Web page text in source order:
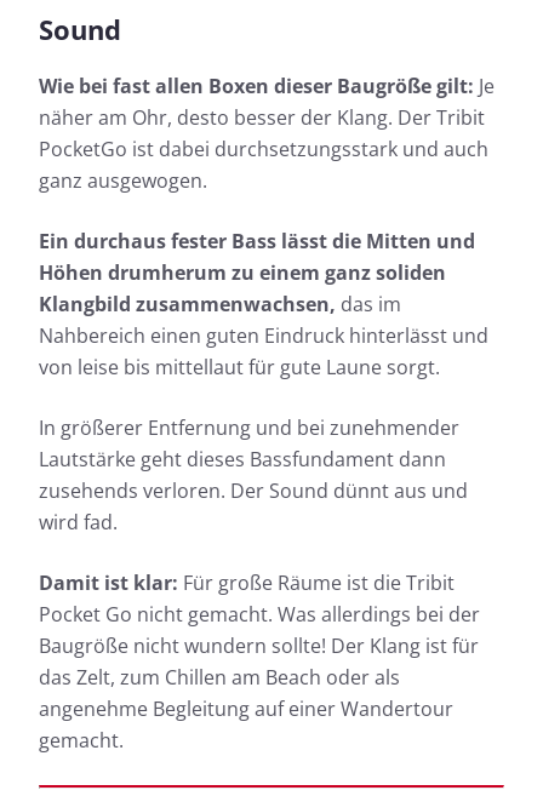
Sound
Wie bei fast allen Boxen dieser Baugröße gilt: Je
näher am Ohr, desto besser der Klang. Der Tribit
PocketGo ist dabei durchsetzungsstark und auch
ganz ausgewogen.
Ein durchaus fester Bass lässt die Mitten und
Höhen drumherum zu einem ganz soliden
Klangbild zusammenwachsen, das im
Nahbereich einen guten Eindruck hinterlässt und
von leise bis mittellaut für gute Laune sorgt.
In größerer Entfernung und bei zunehmender
Lautstärke geht dieses Bassfundament dann
zusehends verloren. Der Sound dünnt aus und
wird fad.
Damit ist klar: Für große Räume ist die Tribit
Pocket Go nicht gemacht. Was allerdings bei der
Baugröße nicht wundern sollte! Der Klang ist für
das Zelt, zum Chillen am Beach oder als
angenehme Begleitung auf einer Wandertour
gemacht.